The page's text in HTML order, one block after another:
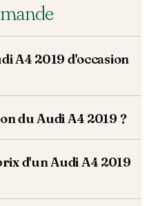
A4 2019 d'occasion
du Audi A4 2019 ?
d'un Audi A4 2019